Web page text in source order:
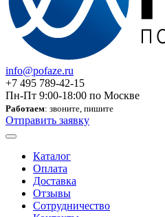
info@pofaze.ru
+7 495 789-42-15
Пн-Пт 9:00-18:00 по Москве
Работаем: звоните, пишите
Отправить заявку
Каталог
Оплата
Доставка
Отзывы
Сотрудничество